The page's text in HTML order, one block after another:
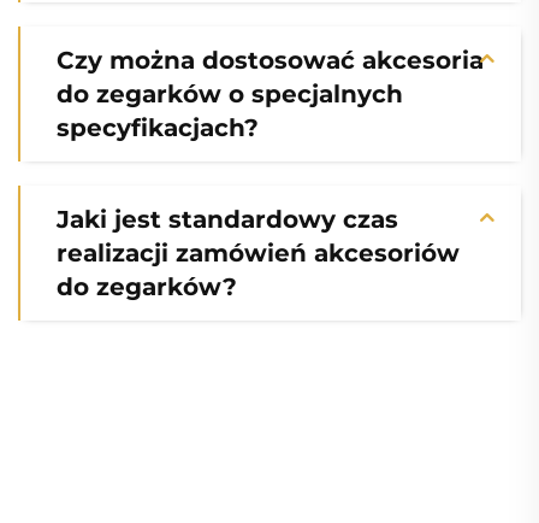
Czy można dostosować akcesoria
do zegarków o specjalnych
specyfikacjach?
Jaki jest standardowy czas
realizacji zamówień akcesoriów
do zegarków?